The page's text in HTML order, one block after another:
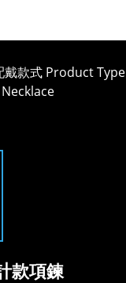
戴款式 Product Type
Necklace
款項鍊